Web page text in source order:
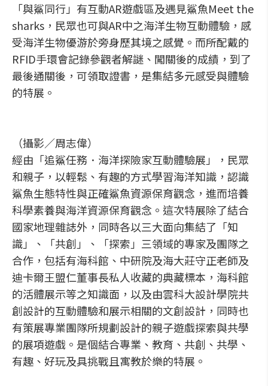
「與鯊同行」有互動AR遊戲區及遇見鯊魚Meet the
sharks，民眾也可與AR中之海洋生物互動體驗，感
受海洋生物優游於旁身歷其境之感覺。而所配戴的
RFID手環會記錄參觀者解謎、闖關後的成績，到了
最後通關後，可領取證書，是集結多元感受與體驗
的特展。
（攝影／周志偉）
經由「追鯊任務．海洋探險家互動體驗展」，民眾
和親子，以輕鬆、有趣的方式學習海洋知識，認識
鯊魚生態特性與正確鯊魚資源保育觀念，進而培養
科學素養與海洋資源保育觀念。這次特展除了結合
國家地理雜誌外，同時各以三大面向集結了「知
識」、「共創」、「探索」三領域的專家及團隊之
合作，包括有海科館、中研院及海大莊守正老師及
迪卡爾王盟仁董事長私人收藏的典藏標本，海科館
的活體展示等之知識面，以及由雲科大設計學院共
創設計的互動體驗和展示相關的文創設計，同時也
有策展專業團隊所規劃設計的親子遊戲探索與共學
的展項遊戲。是個結合專業、教育、共創、共學、
有趣、好玩及具挑戰且寓教於樂的特展。